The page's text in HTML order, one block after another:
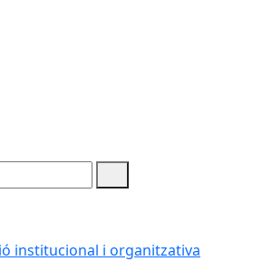
institucional i organitzativa